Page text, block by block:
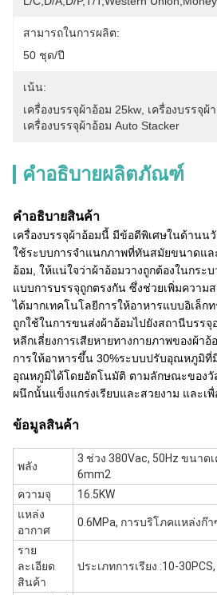
สามารถในการผลิต:
50 ชุด/ปี
เน้น:
เครื่องบรรจุผ้าอ้อม 25kw เครื่องบรรจุผ้
เครื่องบรรจุผ้าอ้อม Auto Stacker
คำอธิบายผลิตภัณฑ์
คําอธิบายสินค้า
เครื่องบรรจุผ้าอ้อมนี้ มีข้อดีพิเศษในด้านน
ใช้ระบบการจําแนกภาพที่ทันสมัยขนาดแ
อ้อม, ให้แน่ใจว่าผ้าอ้อมวางถูกต้องในกระ
แบบการบรรจุถูกตรงกัน ซึ่งช่วยเพิ่มความ
ได้มากเทคโนโลยีการให้อาหารแบบอิเล็ก
ถูกใช้ในการขนส่งผ้าอ้อมไปยังสถานีบรรจุ
หลีกเลี่ยงการเสียหายทางกายภาพของผ้า
การให้อาหารขึ้น 30%ระบบปรับอุณหภูมิที่
อุณหภูมิได้โดยอัตโนมัติ ตามลักษณะของวั
ผนึกนั้นแข็งแกร่งเรียบและสวยงาม และเ
ข้อมูลสินค้า
พลัง
3 ช่วง 380Vac, 50Hz ขนาด
6mm2
ความจุ
16.5KW
แหล่ง
อากาศ
0.6MPa, การบริโภคแหล่งก๊า
ราย
ละเอียด
สินค้า
ประเภทการเรียง :10-